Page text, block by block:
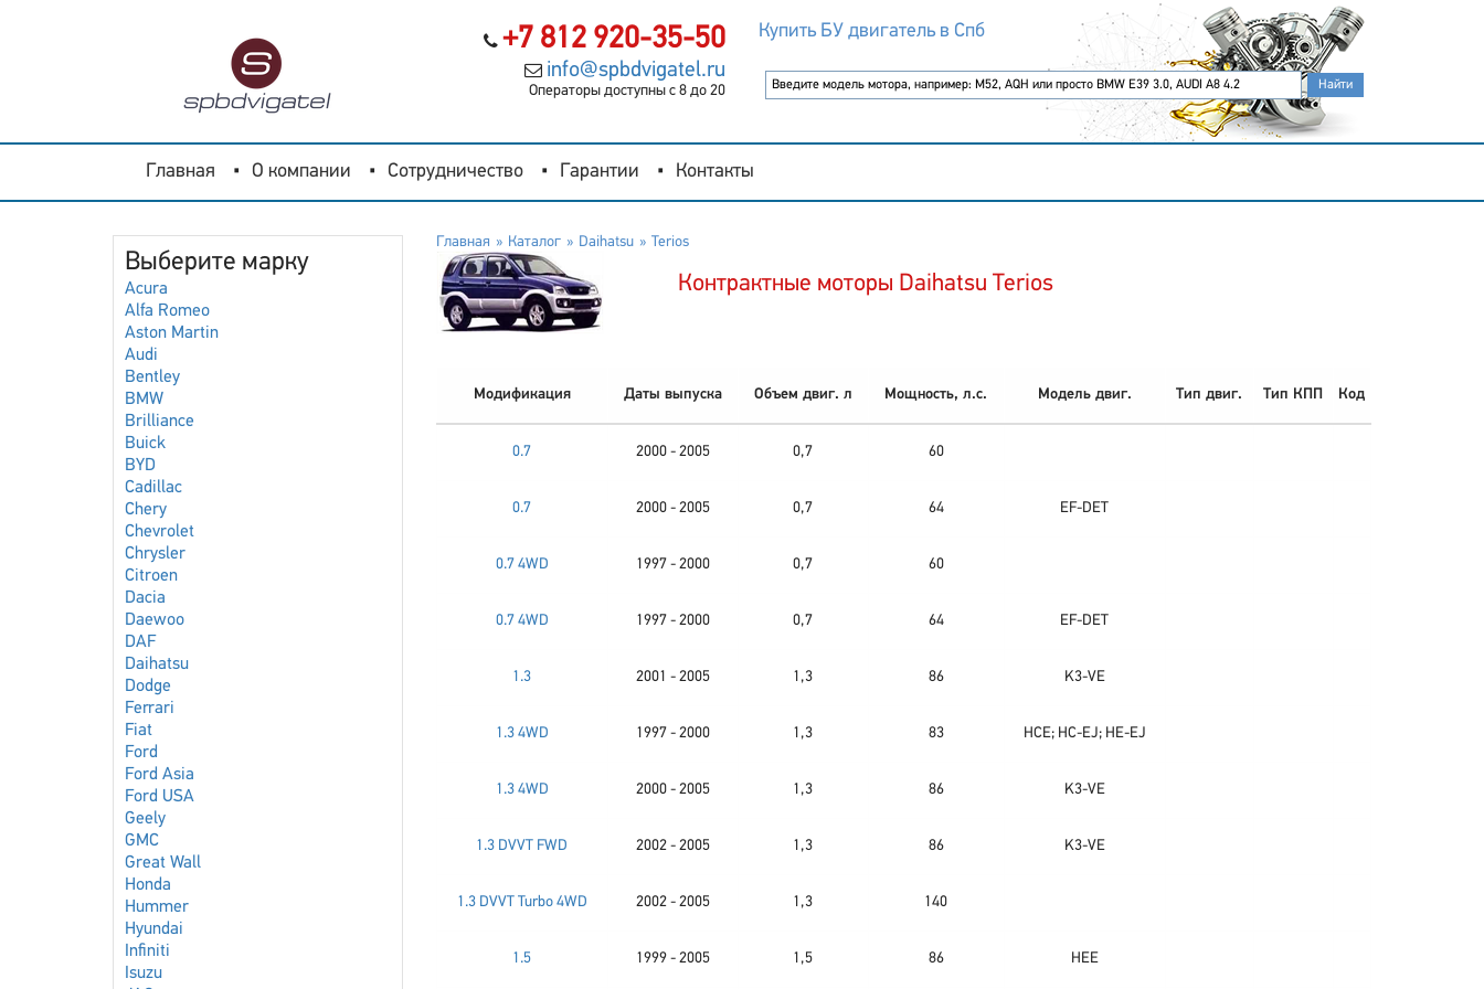
+7 812 920-35-50
info@spbdvigatel.ru
Операторы доступны с 8 до 20
Купить БУ двигатель в Спб
Главная О компании Сотрудничество Гарантии Контакты
Выберите марку
Acura
Alfa Romeo
Aston Martin
Audi
Bentley
BMW
Brilliance
Buick
BYD
Cadillac
Chery
Chevrolet
Chrysler
Citroen
Dacia
Daewoo
DAF
Daihatsu
Dodge
Ferrari
Fiat
Ford
Ford Asia
Ford USA
Geely
GMC
Great Wall
Honda
Hummer
Hyundai
Infiniti
Isuzu
Главная Каталог Daihatsu Terios
Контрактные моторы Daihatsu Terios
Модификация Даты выпуска Объем двиг. л Мощность, л.с. Модель двиг. Тип двиг. Тип КПП Код
0.7 2000 - 2005 0,7 60
0.7 2000 - 2005 0,7 64 EF-DET
0.7 4WD 1997 - 2000 0,7 60
0.7 4WD 1997 - 2000 0,7 64 EF-DET
1.3 2001 - 2005 1,3 86 K3-VE
1.3 4WD 1997 - 2000 1,3 83 HCE; HC-EJ; HE-EJ
1.3 4WD 2000 - 2005 1,3 86 K3-VE
1.3 DVVT FWD 2002 - 2005 1,3 86 K3-VE
1.3 DVVT Turbo 4WD 2002 - 2005 1,3 140
1.5 1999 - 2005 1,5 86 HEE